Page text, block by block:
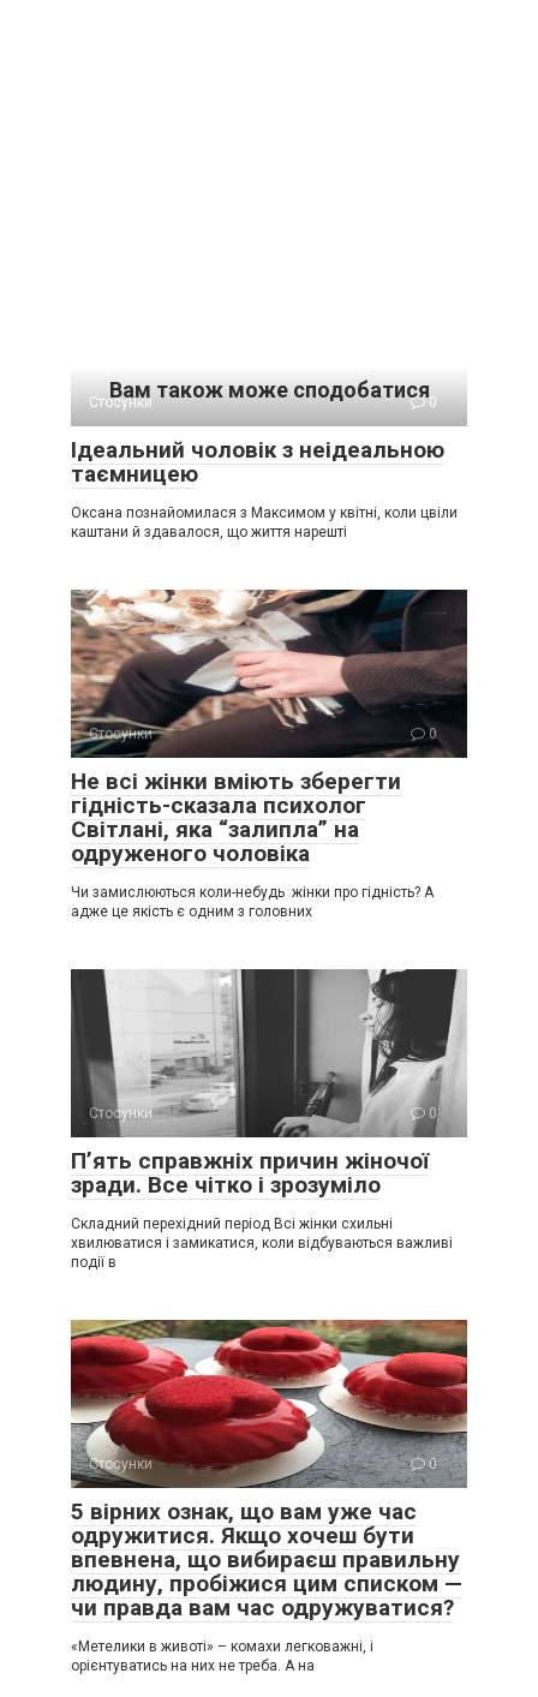
Вам також може сподобатися
Стосунки 0
Ідеальний чоловік з неідеальною
таємницею
Оксана познайомилася з Максимом у квітні, коли цвіли
каштани й здавалося, що життя нарешті
Стосунки 0
Не всі жінки вміють зберегти
гідність-сказала психолог
Світлані, яка “залипла” на
одруженого чоловіка
Чи замислюються коли-небудь жінки про гідність? А
адже це якість є одним з головних
Стосунки 0
П’ять справжніх причин жіночої
зради. Все чітко і зрозуміло
Складний перехідний період Всі жінки схильні
хвилюватися і замикатися, коли відбуваються важливі
події в
Стосунки 0
5 вірних ознак, що вам уже час
одружитися. Якщо хочеш бути
впевнена, що вибираєш правильну
людину, пробіжися цим списком —
чи правда вам час одружуватися?
«Метелики в животі» – комахи легковажні, і
орієнтуватись на них не треба. А на